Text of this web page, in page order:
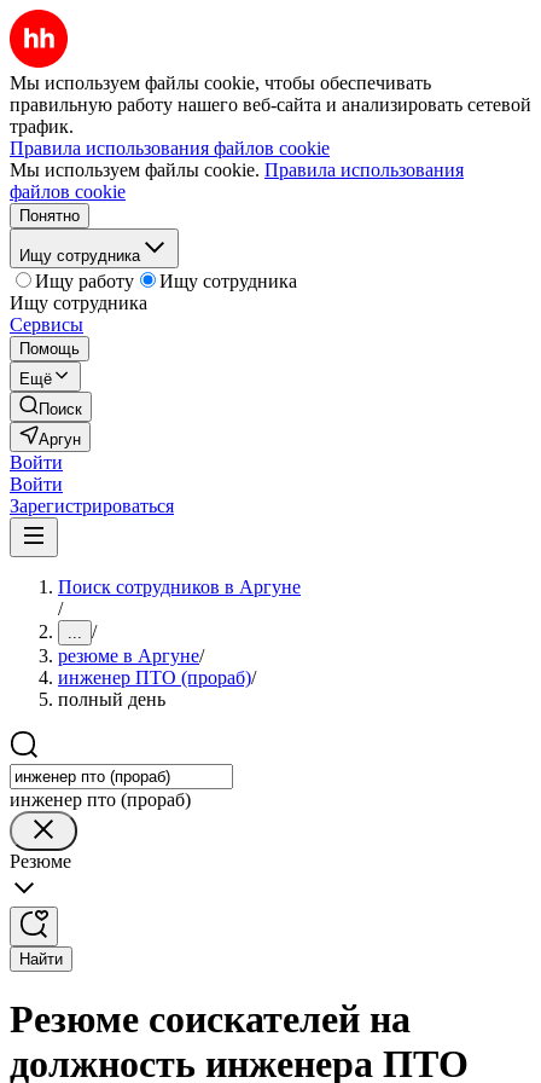
Мы используем файлы cookie, чтобы обеспечивать
правильную работу нашего веб-сайта и анализировать сетевой
трафик.
Правила использования файлов cookie
Мы используем файлы cookie. Правила использования
файлов cookie
Понятно
Ищу сотрудника
Ищу работу
Ищу сотрудника
Ищу сотрудника
Сервисы
Помощь
Ещё
Поиск
Аргун
Войти
Войти
Зарегистрироваться
Поиск сотрудников в Аргуне
/
... /
резюме в Аргуне/
инженер ПТО (прораб)/
полный день
инженер пто (прораб)
Резюме
Найти
Резюме соискателей на
должность инженера ПТО